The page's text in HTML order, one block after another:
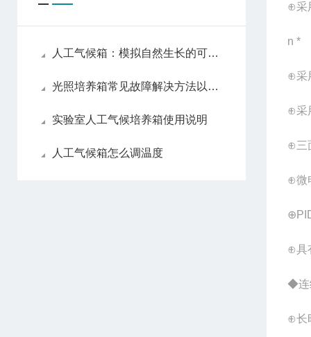
人工气候箱：模拟自然生长的可控空间
光照培养箱常见故障解决方法以及分析
实验室人工气候培养箱使用说明
人工气候箱怎么调温度
⊕采
n *
⊕采
⊕采
⊕三
⊕微
⊕具
◆连
⊕长